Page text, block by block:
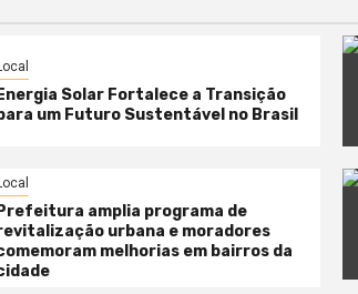
Energia Solar Fortalece a Transição
um Futuro Sustentável no Brasil
Prefeitura amplia programa de
urbana e moradores
melhorias em bairros da